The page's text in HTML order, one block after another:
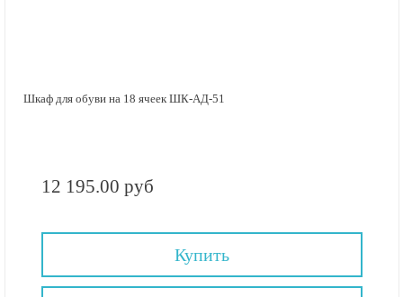
Шкаф для обуви на 18 ячеек ШК-АД-51
12 195.00 руб
Купить